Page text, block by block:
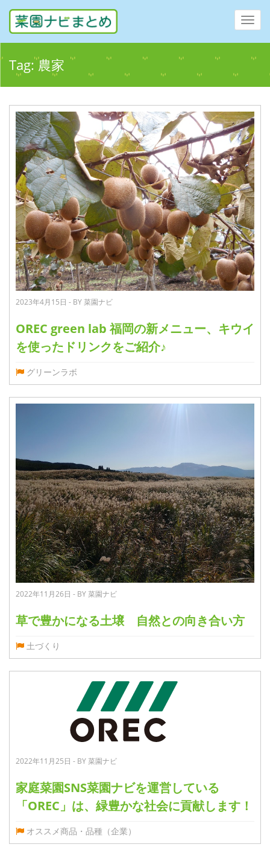
Tag:農家
2023年4月15日 - BY 菜園ナビ
OREC green lab 福岡の新メニュー、キウイ
を使ったドリンクをご紹介♪
グリーンラボ
2022年11月26日 - BY 菜園ナビ
草で豊かになる土壌 自然との向き合い方
土づくり
2022年11月25日 - BY 菜園ナビ
家庭菜園SNS菜園ナビを運営している
「OREC」は、緑豊かな社会に貢献します！
オススメ商品・品種（企業）